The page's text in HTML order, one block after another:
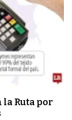
Ruta por